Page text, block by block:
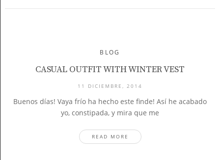
BLOG
CASUAL OUTFIT WITH WINTER VEST
11 DICIEMBRE, 2014
Buenos días! Vaya frío ha hecho este finde! Así he acabado
yo, constipada, y mira que me
READ MORE